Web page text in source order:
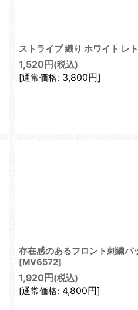
ストライプ 織り ホワイト レ
1,520 円 (税込)
[通常価格: 3,800円]
存在感のあるフロント刺繍パ
[MV6572]
1,920 円 (税込)
[通常価格: 4,800円]